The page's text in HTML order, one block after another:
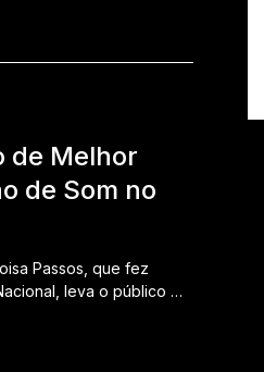
de Melhor
de Som no
Passos, que fez
leva o público …